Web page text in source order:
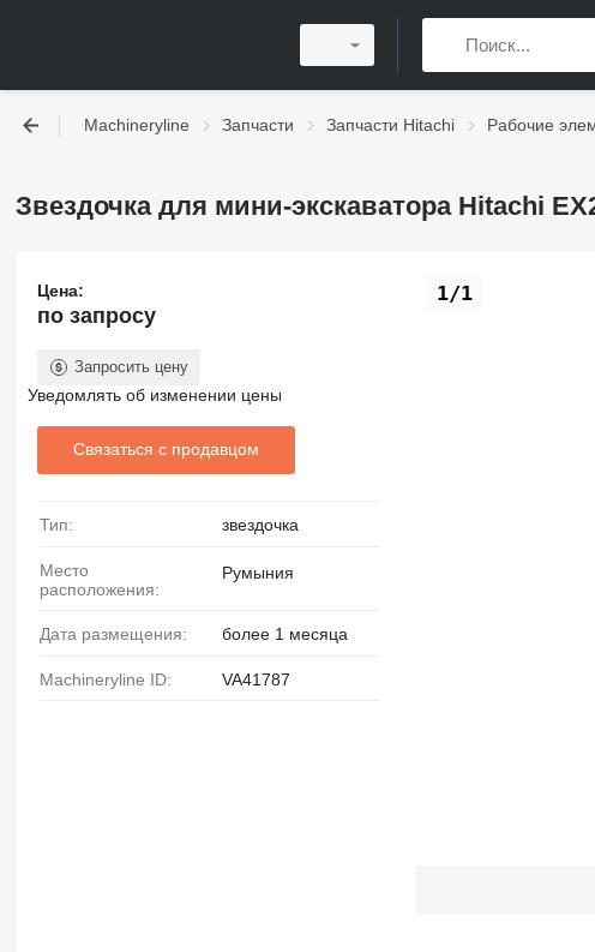
Machineryline Запчасти Запчасти Hitachi Рабочие
Звездочка для мини-экскаватора Hitachi
1/1
Цена:
по запросу
Запросить цену
Уведомлять об изменении цены
Связаться с продавцом
Тип: звездочка
Место
расположения:
Румыния
Дата размещения: более 1 месяца
Machineryline ID: VA41787